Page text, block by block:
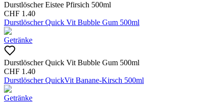
Durstlöscher Eistee Pfirsich 500ml
CHF 1.40
Durstlöscher Quick Vit Bubble Gum 500ml
Getränke
Durstlöscher Quick Vit Bubble Gum 500ml
CHF 1.40
Durstlöscher QuickVit Banane-Kirsch 500ml
Getränke